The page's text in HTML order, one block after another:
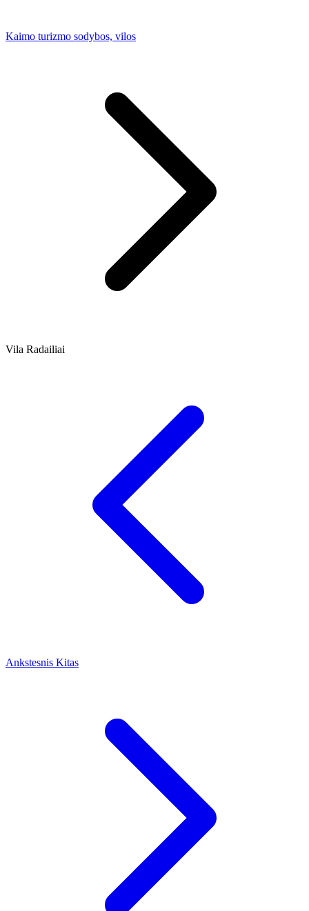
Kaimo turizmo sodybos, vilos
Vila Radailiai
Ankstesnis Kitas